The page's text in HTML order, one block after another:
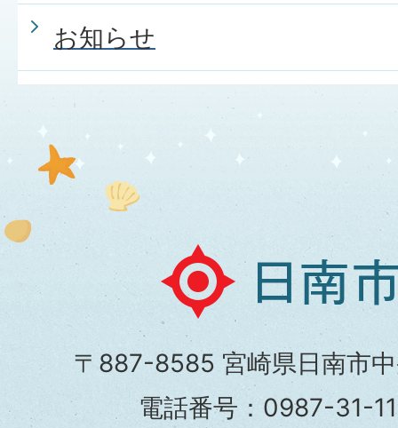
お知らせ
日
南
市
役
〒887-8585 宮崎県日南市
電話番号：0987-31-